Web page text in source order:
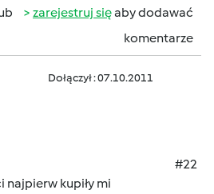
zarejestruj sięaby dodawać
komentarze
Dołączył : 07.10.2011
#22
najpierw kupiły mi